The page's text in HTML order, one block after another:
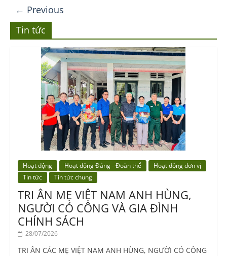
← Previous
Tin tức
Hoạt động Hoạt động Đảng - Đoàn thể
Hoạt động đơn vị
Tin tức
Tin tức chung
TRI ÂN MẸ VIỆT NAM ANH HÙNG,
NGƯỜI CÓ CÔNG VÀ GIA ĐÌNH
CHÍNH SÁCH
28/07/2026
TRI ÂN CÁC MẸ VIỆT NAM ANH HÙNG, NGƯỜI CÓ CÔNG